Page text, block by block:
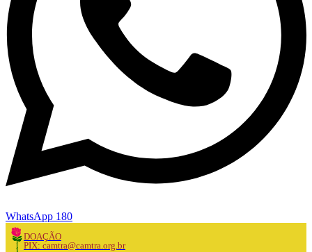
WhatsApp 180
DOAÇÃO
PIX: camtra@camtra.org.br